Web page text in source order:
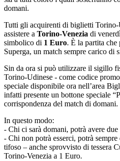
domani.
Tutti gli acquirenti di biglietti Torino-
assistere a Torino-Venezia di
simbolico di 1 Euro. È la partita che
Superga, un match sempre carico di
Sin da ora si può utilizzare il sigillo
Torino-Udinese - come codice
speciale disponibile ora nell’area
infatti presente un bottone speciale
corrispondenza del match di domani.
In questo modo:
- Chi ci sarà domani, potrà avere
- Chi non potrà esserci, potrà
tifoso – anche sprovvisto di tessera
Torino-Venezia a 1 Euro.